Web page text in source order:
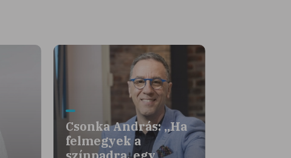
Csonka András: „Ha
felmegyek a